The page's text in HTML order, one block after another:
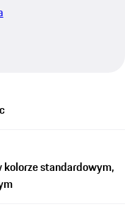
standardowym,